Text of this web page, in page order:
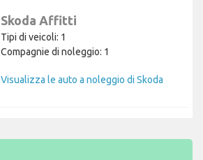
Skoda Affitti
Tipi di veicoli: 1
Compagnie di noleggio: 1
Visualizza le auto a noleggio di Skoda